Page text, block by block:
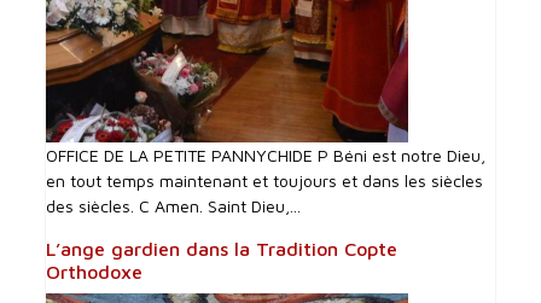
OFFICE DE LA PETITE PANNYCHIDE P Béni est notre Dieu,
en tout temps maintenant et toujours et dans les siècles
des siècles. C Amen. Saint Dieu,...
L’ange gardien dans la Tradition Copte
Orthodoxe